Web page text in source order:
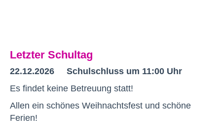
Letzter Schultag
22.12.2026 Schulschluss um 11:00 Uhr
Es findet keine Betreuung statt!
Allen ein schönes Weihnachtsfest und schöne
Ferien!